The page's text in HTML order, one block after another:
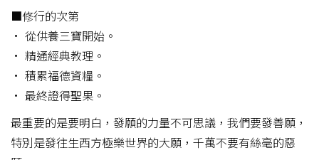
■修行的次第
• 從供養三寶開始。
• 精通經典教理。
• 積累福德資糧。
• 最終證得聖果。
最重要的是要明白，發願的力量不可思議，我們要發善願，
特別是發往生西方極樂世界的大願，千萬不要有絲毫的惡